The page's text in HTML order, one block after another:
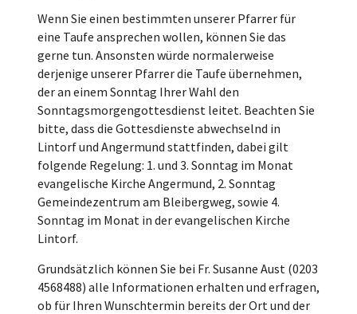
Wenn Sie einen bestimmten unserer Pfarrer für
eine Taufe ansprechen wollen, können Sie das
gerne tun. Ansonsten würde normalerweise
derjenige unserer Pfarrer die Taufe übernehmen,
der an einem Sonntag Ihrer Wahl den
Sonntagsmorgengottesdienst leitet. Beachten Sie
bitte, dass die Gottesdienste abwechselnd in
Lintorf und Angermund stattfinden, dabei gilt
folgende Regelung: 1. und 3. Sonntag im Monat
evangelische Kirche Angermund, 2. Sonntag
Gemeindezentrum am Bleibergweg, sowie 4.
Sonntag im Monat in der evangelischen Kirche
Lintorf.
Grundsätzlich können Sie bei Fr. Susanne Aust (0203
4568488) alle Informationen erhalten und erfragen,
ob für Ihren Wunschtermin bereits der Ort und der